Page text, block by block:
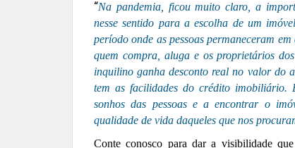
“Na pandemia, ficou muito claro, a
nesse sentido para a escolha de um
período onde as pessoas permaneceram
quem compra, aluga e os proprietários
inquilino ganha desconto real no valor do
tem as facilidades do crédito imobiliário.
sonhos das pessoas e a encontrar o
qualidade de vida daqueles que nos
Conte conosco para dar a visibilidade